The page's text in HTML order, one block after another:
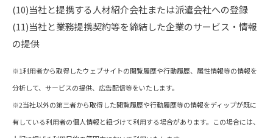
(10)当社と提携する人材紹介会社または派遣会社への登録
(11)当社と業務提携契約等を締結した企業のサービス・情報
の提供
※1利用者から取得したウェブサイトの閲覧履歴や行動履歴、属性情報等の情報を
分析して、サービスの提供、広告配信等をいたします。
※2当社以外の第三者から取得した閲覧履歴や行動履歴等の情報をディップが既に
有している利用者の個人情報と紐づけて利用する場合があります。この場合には、